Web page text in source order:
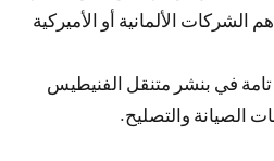
الشركات الألمانية أو الأميركية
تامة في بنشر متنقل الفنيطيس
الصيانة والتصليح.